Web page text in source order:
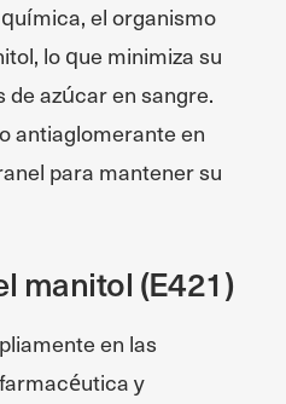
el organismo
lo que minimiza su
de azúcar en sangre.
antiaglomerante en
para mantener su
manitol (E421)
en las
y